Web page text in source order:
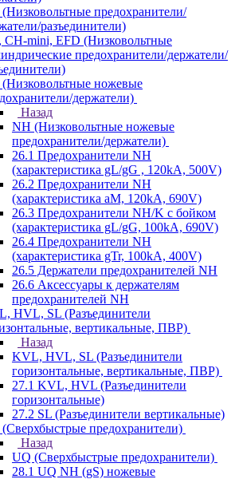
предохранители/
разъединители)
CH-mini, EFD (Низковольтные
предохранители/держатели/
ножевые
держатели)
Назад
NH (Низковольтные ножевые
предохранители/держатели)
26.1 Предохранители NH
(характеристика gL/gG , 120kA, 500V)
26.2 Предохранители NH
(характеристика aM, 120kA, 690V)
26.3 Предохранители NH/K с бойком
(характеристика gL/gG, 100kA, 690V)
26.4 Предохранители NH
(характеристика gTr, 100kA, 400V)
26.5 Держатели предохранителей NH
26.6 Аксессуары к держателям
предохранителей NH
HVL, SL (Разъединители
вертикальные, ПВР)
Назад
KVL, HVL, SL (Разъединители
горизонтальные, вертикальные, ПВР)
27.1 KVL, HVL (Разъединители
горизонтальные)
27.2 SL (Разъединители вертикальные)
предохранители)
Назад
UQ (Сверхбыстрые предохранители)
28.1 UQ NH (gS) ножевые